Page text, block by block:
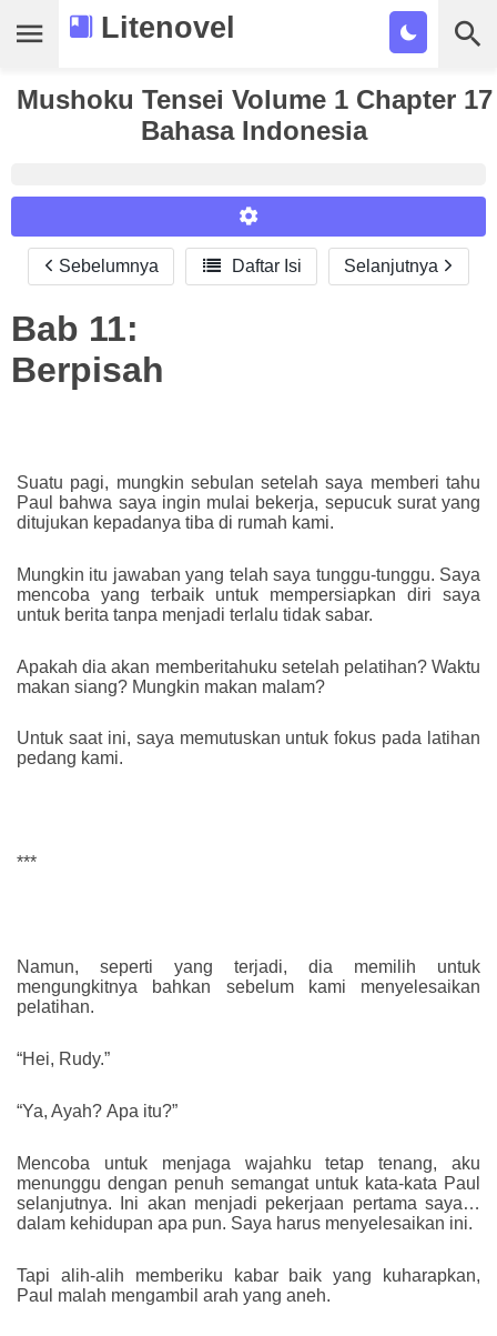
Litenovel
Daftar Novel
Tags
Bookmark
Cari
Mushoku Tensei Volume 1 Chapter 17
Bahasa Indonesia
Reader Settings
Font :
Size :
Sebelumnya  Daftar Isi Selanjutnya
Bab 11:
Berpisah
Suatu pagi, mungkin sebulan setelah saya memberi tahu
Paul bahwa saya ingin mulai bekerja, sepucuk surat yang
ditujukan kepadanya tiba di rumah kami.
Mungkin itu jawaban yang telah saya tunggu-tunggu. Saya
mencoba yang terbaik untuk mempersiapkan diri saya
untuk berita tanpa menjadi terlalu tidak sabar.
Apakah dia akan memberitahuku setelah pelatihan? Waktu
makan siang? Mungkin makan malam?
Untuk saat ini, saya memutuskan untuk fokus pada latihan
pedang kami.
***
Namun, seperti yang terjadi, dia memilih untuk
mengungkitnya bahkan sebelum kami menyelesaikan
pelatihan.
“Hei, Rudy.”
“Ya, Ayah? Apa itu?”
Mencoba untuk menjaga wajahku tetap tenang, aku
menunggu dengan penuh semangat untuk kata-kata Paul
selanjutnya. Ini akan menjadi pekerjaan pertama saya…
dalam kehidupan apa pun. Saya harus menyelesaikan ini.
Tapi alih-alih memberiku kabar baik yang kuharapkan,
Paul malah mengambil arah yang aneh.